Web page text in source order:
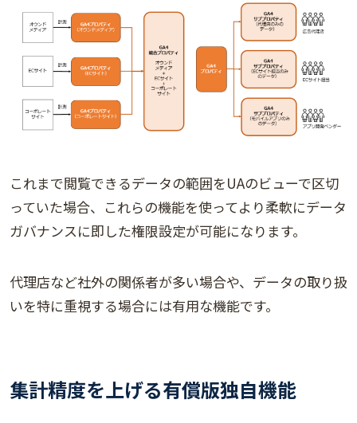
これまで閲覧できるデータの範囲をUAのビューで区切
っていた場合、これらの機能を使ってより柔軟にデータ
ガバナンスに即した権限設定が可能になります。
代理店など社外の関係者が多い場合や、データの取り扱
いを特に重視する場合には有用な機能です。
集計精度を上げる有償版独自機能